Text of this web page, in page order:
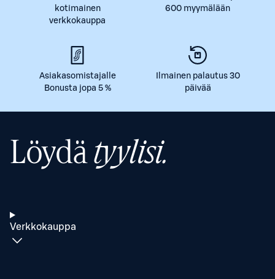
kotimainen
verkkokauppa
600 myymälään
Asiakasomistajalle
Bonusta jopa 5 %
Ilmainen palautus 30
päivää
Löydätyylisi.
Verkkokauppa